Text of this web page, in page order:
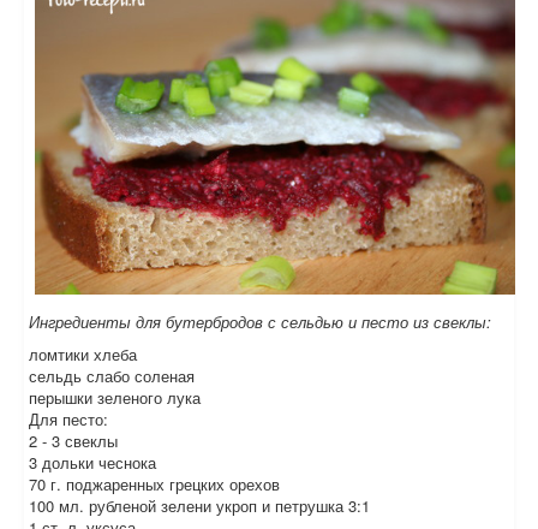
Ингредиенты для бутербродов с сельдью и песто из свеклы:
ломтики хлеба
сельдь слабо соленая
перышки зеленого лука
Для песто:
2 - 3 свеклы
3 дольки чеснока
70 г. поджаренных грецких орехов
100 мл. рубленой зелени укроп и петрушка 3:1